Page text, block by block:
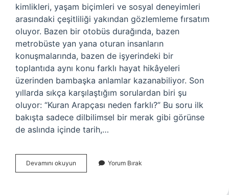
kimlikleri, yaşam biçimleri ve sosyal deneyimleri
arasındaki çeşitliliği yakından gözlemleme fırsatım
oluyor. Bazen bir otobüs durağında, bazen
metrobüste yan yana oturan insanların
konuşmalarında, bazen de işyerindeki bir
toplantıda aynı konu farklı hayat hikâyeleri
üzerinden bambaşka anlamlar kazanabiliyor. Son
yıllarda sıkça karşılaştığım sorulardan biri şu
oluyor: “Kuran Arapçası neden farklı?” Bu soru ilk
bakışta sadece dilbilimsel bir merak gibi görünse
de aslında içinde tarih,…
Devamını okuyun
Arapçası
Yorum Bırak